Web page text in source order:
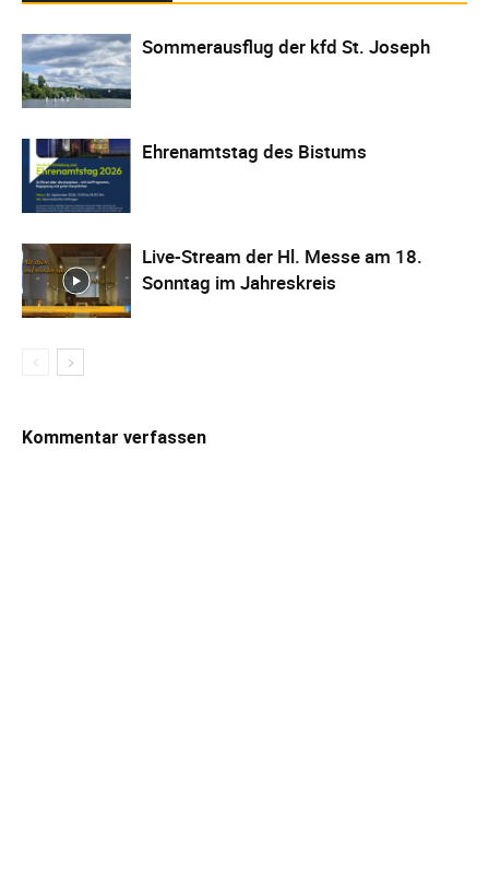
Sommerausflug der kfd St. Joseph
Ehrenamtstag des Bistums
Live-Stream der Hl. Messe am 18.
Sonntag im Jahreskreis
Kommentar verfassen